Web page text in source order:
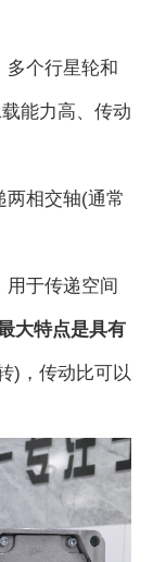
多个行星轮和
能力高、传动
两相交轴(通常
用于传递空间
大特点是具有
)，传动比可以